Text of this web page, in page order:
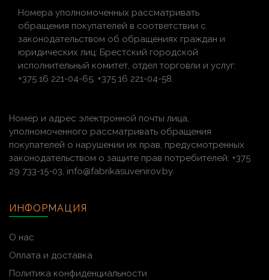
Номера уполномоченных рассматривать
обращения покупателей в соответствии с
законодательством об обращениях граждан и
юридических лиц: Брестский городской
исполнительный комитет, отдел торговли и услуг:
+375 16 221-04-65, +375 16 221-04-58.
Номер и адрес электронной почты лица,
уполномоченного рассматривать обращения
покупателей о нарушении их прав, предусмотренных
законодательством о защите прав потребителей: +375
29 733-15-03, info@fabrikasuvenirov.by.
ИНФОРМАЦИЯ
О нас
Оплата и доставка
Политика конфиденциальности